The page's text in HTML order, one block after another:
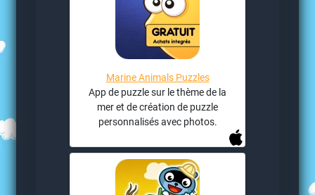
Marine Animals Puzzles
App de puzzle sur le thème de la
mer et de création de puzzle
personnalisés avec photos.